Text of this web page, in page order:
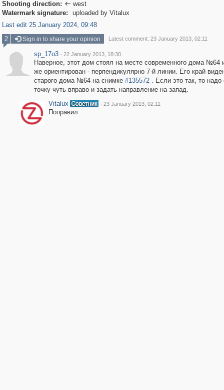
Shooting direction:  west
Watermark signature:
uploaded by Vitalux
Last edit 25 January 2024, 09:48
2
Sign in to share your opinion Latest comment: 23 January 2013, 02:11
sp_17o3 · 22 January 2013, 18:30
Наверное, этот дом стоял на месте современного дома №64
же ориентирован - перпендикулярно 7-й линии. Его край
старого дома №64 на снимке #135572. Если это так, то надо
точку чуть вправо и задать направление на запад.
Vitalux
· 23 January 2013, 02:11
Поправил